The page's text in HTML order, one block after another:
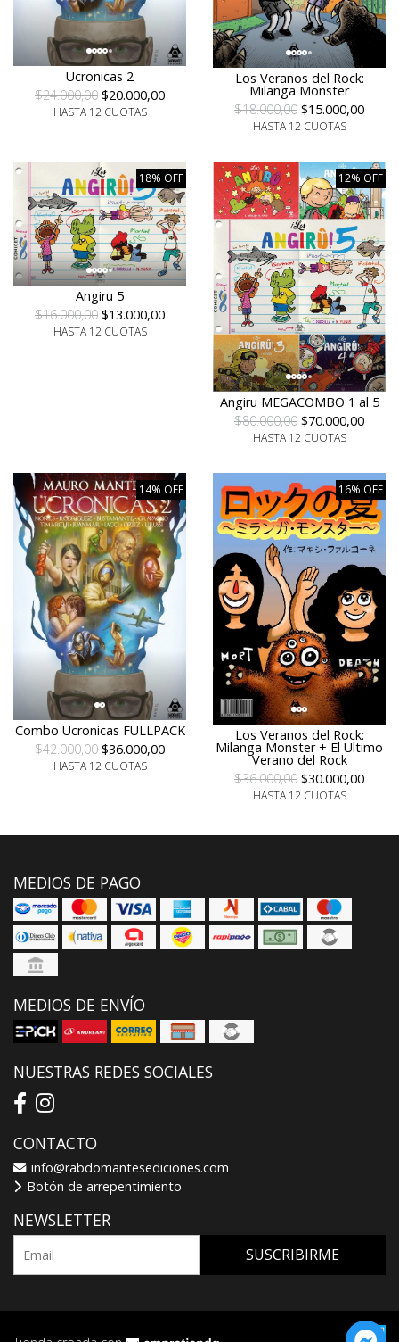
Ucronicas 2
$24.000,00 $20.000,00
HASTA 12 CUOTAS
Los Veranos del Rock:
Milanga Monster
$18.000,00 $15.000,00
HASTA 12 CUOTAS
18% OFF
Angiru 5
$16.000,00 $13.000,00
HASTA 12 CUOTAS
12% OFF
Angiru MEGACOMBO 1 al 5
$80.000,00 $70.000,00
HASTA 12 CUOTAS
14% OFF
Combo Ucronicas FULLPACK
$42.000,00 $36.000,00
HASTA 12 CUOTAS
16% OFF
Los Veranos del Rock:
Milanga Monster + El Ultimo
Verano del Rock
$36.000,00 $30.000,00
HASTA 12 CUOTAS
MEDIOS DE PAGO
MEDIOS DE ENVÍO
NUESTRAS REDES SOCIALES
CONTACTO
info@rabdomantesediciones.com
Botón de arrepentimiento
NEWSLETTER
SUSCRIBIRME